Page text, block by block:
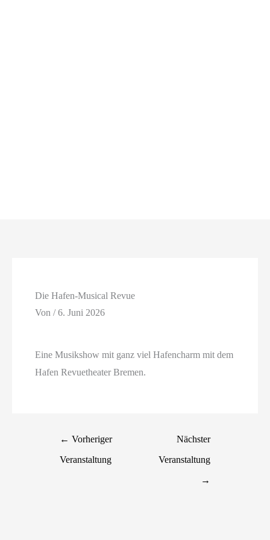
Die Hafen-Musical Revue
Von/6. Juni 2026
Eine Musikshow mit ganz viel Hafencharm mit dem
Hafen Revuetheater Bremen.
← Vorheriger
Veranstaltung
Nächster
Veranstaltung
→